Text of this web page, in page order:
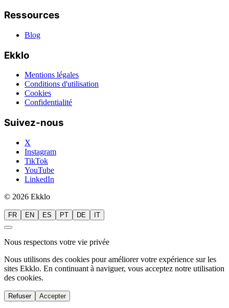
Ressources
Blog
Ekklo
Mentions légales
Conditions d'utilisation
Cookies
Confidentialité
Suivez-nous
X
Instagram
TikTok
YouTube
LinkedIn
© 2026 Ekklo
FR EN ES PT DE IT
Nous respectons votre vie privée
Nous utilisons des cookies pour améliorer votre expérience sur les
sites Ekklo. En continuant à naviguer, vous acceptez notre utilisation
des cookies.
Refuser Accepter